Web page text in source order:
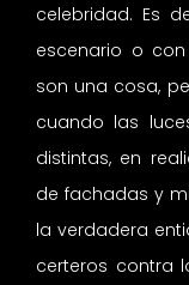
celebridad. Es
escenario o
son una cosa,
cuando las
distintas, en
de fachadas y
la verdadera
certeros contra